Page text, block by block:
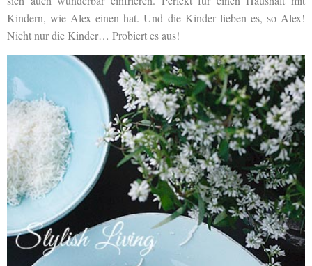
Kindern, wie Alex einen hat. Und die Kinder lieben es, so Alex!
Nicht nur die Kinder… Probiert es aus!